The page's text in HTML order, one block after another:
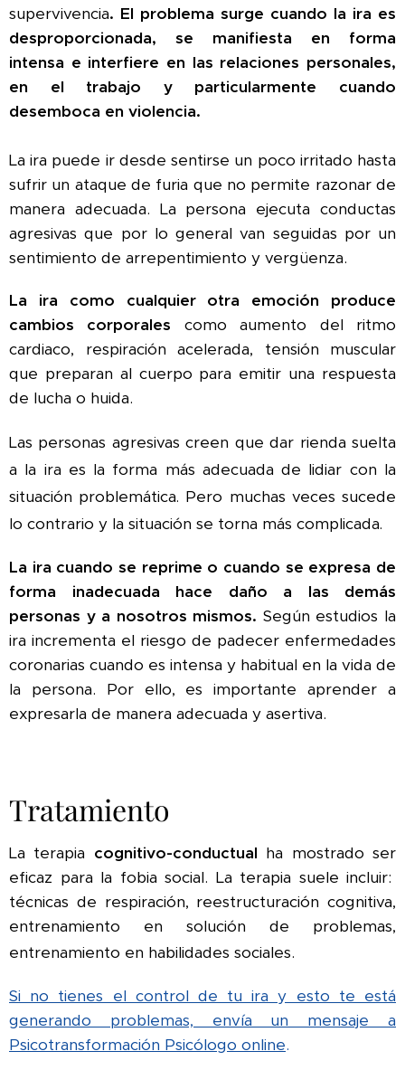
supervivencia. El problema surge cuando la ira es
desproporcionada, se manifiesta en forma
intensa e interfiere en las relaciones personales,
en el trabajo y particularmente cuando
desemboca en violencia.
La ira puede ir desde sentirse un poco irritado hasta
sufrir un ataque de furia que no permite razonar de
manera adecuada. La persona ejecuta conductas
agresivas que por lo general van seguidas por un
sentimiento de arrepentimiento y vergüenza.
La ira como cualquier otra emoción produce
cambios corporales como aumento del ritmo
cardiaco, respiración acelerada, tensión muscular
que preparan al cuerpo para emitir una respuesta
de lucha o huida.
Las personas agresivas creen que dar rienda suelta
a la ira es la forma más adecuada de lidiar con la
situación problemática. Pero muchas veces sucede
lo contrario y la situación se torna más complicada.
La ira cuando se reprime o cuando se expresa de
forma inadecuada hace daño a las demás
personas y a nosotros mismos. Según estudios la
ira incrementa el riesgo de padecer enfermedades
coronarias cuando es intensa y habitual en la vida de
la persona. Por ello, es importante aprender a
expresarla de manera adecuada y asertiva.
Tratamiento
La terapia cognitivo-conductual ha mostrado ser
eficaz para la fobia social. La terapia suele incluir:
técnicas de respiración, reestructuración cognitiva,
entrenamiento en solución de problemas,
entrenamiento en habilidades sociales.
Si no tienes el control de tu ira y esto te está
generando problemas, envía un mensaje a
Psicotransformación Psicólogo online.